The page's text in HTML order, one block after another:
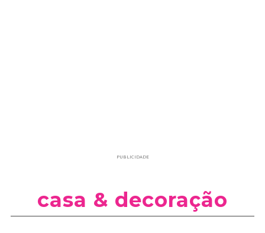
PUBLICIDADE
casa & decoração